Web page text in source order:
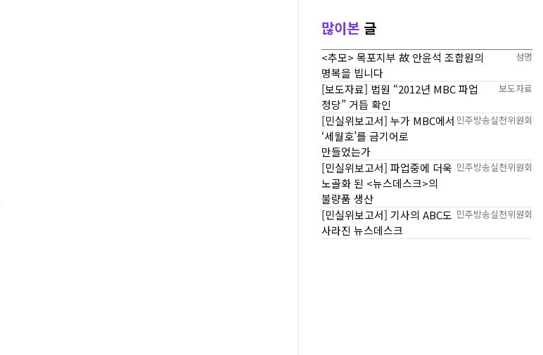
많이본 글
<추모> 목포지부 故 안윤석 조합원의
명복을 빕니다
성명
[보도자료] 법원 “2012년 MBC 파업
정당” 거듭 확인
보도자료
[민실위보고서] 누가 MBC에서
‘세월호’를 금기어로
만들었는가
민주방송실천위원회
[민실위보고서] 파업중에 더욱
노골화 된 <뉴스데스크>의
불량품 생산
민주방송실천위원회
[민실위보고서] 기사의 ABC도
사라진 뉴스데스크
민주방송실천위원회